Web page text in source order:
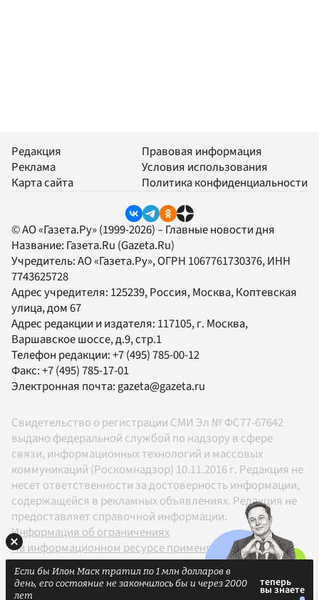
Редакция
Реклама
Карта сайта
Правовая информация
Условия использования
Политика конфиденциальности
© АО «Газета.Ру» (1999-2026) – Главные новости дня
Название: Газета.Ru (Gazeta.Ru)
Учредитель:АО «Газета.Ру», ОГРН 1067761730376, ИНН
7743625728
Адрес учредителя: 125239, Россия, Москва, Коптевская
улица, дом 67
Адрес редакции и издателя: 117105, г. Москва,
Варшавское шоссе, д.9, стр.1
Телефон редакции:+7 (495) 785-00-12
Факс:+7 (495) 785-17-01
Электронная почта: gazeta@gazeta.ru
Свидетельство о регистрации СМИ Эл № ФС77-67642
выдано федеральной службой по надзору в сфере
связи, информационных технологий и массовых
коммуникаций (Роскомнадзор) 10.11.2016 г. Редакция не
несет ответственности за достоверность информации,
содержащейся в рекламных объявлениях. Редакция не
предоставляет справочной информации.
Информация об ограничениях
На информационном ресурсе применяются
рекомендательные технологии в соответствии с
Правилами
Если бы Илон Маск тратил по 1 млн долларов в
день, его состояние не закончилось бы и через 2000
лет